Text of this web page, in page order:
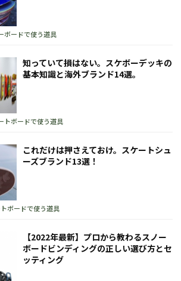
ボードで使う道具
知っていて損はない。スケボーデッキの
基本知識と海外ブランド14選。
トボードで使う道具
これだけは押さえておけ。スケートシュ
ーズブランド13選！
ボードで使う道具
【2022年最新】プロから教わるスノー
ボードビンディングの正しい選び方とセ
ッティング